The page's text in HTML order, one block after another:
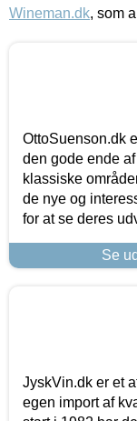
Wineman.dk, som
OttoSuenson.dk
den gode ende
klassiske
de nye og
for at se deres
Se
JyskVin.dk er et
egen import af